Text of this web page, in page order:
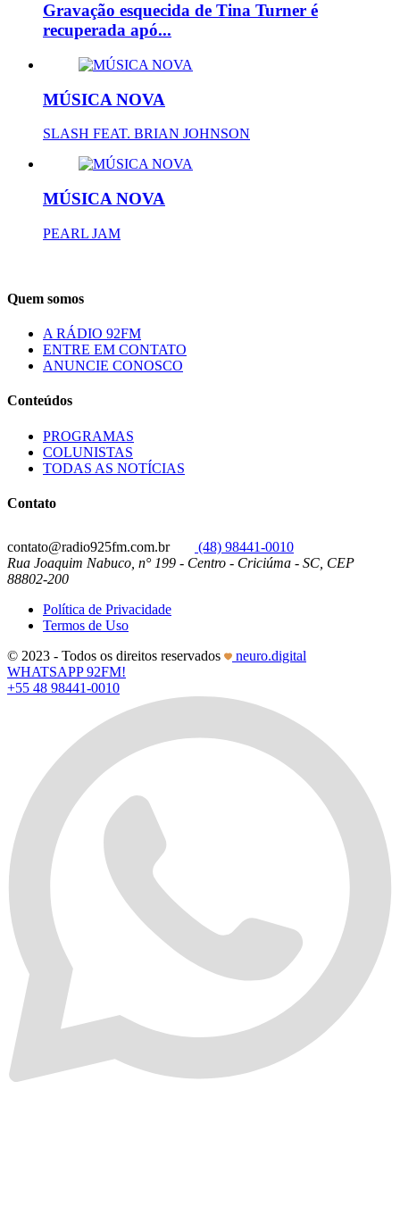
Gravação esquecida de Tina Turner é
recuperada apó...
MÚSICA NOVA
SLASH FEAT. BRIAN JOHNSON
MÚSICA NOVA
PEARL JAM
Quem somos
A RÁDIO 92FM
ENTRE EM CONTATO
ANUNCIE CONOSCO
Conteúdos
PROGRAMAS
COLUNISTAS
TODAS AS NOTÍCIAS
Contato
contato@radio925fm.com.br
(48) 98441-0010
Rua Joaquim Nabuco, n° 199 - Centro - Criciúma - SC, CEP
88802-200
Política de Privacidade
Termos de Uso
© 2023 - Todos os direitos reservados
neuro.digital
WHATSAPP 92FM!
+55 48 98441-0010